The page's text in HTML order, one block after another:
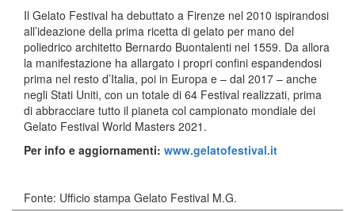
Il Gelato Festival ha debuttato a Firenze nel 2010 ispirandosi
all’ideazione della prima ricetta di gelato per mano del
poliedrico architetto Bernardo Buontalenti nel 1559. Da allora
la manifestazione ha allargato i propri confini espandendosi
prima nel resto d’Italia, poi in Europa e – dal 2017 – anche
negli Stati Uniti, con un totale di 64 Festival realizzati, prima
di abbracciare tutto il pianeta col campionato mondiale dei
Gelato Festival World Masters 2021.
Per info e aggiornamenti: www.gelatofestival.it
Fonte: Ufficio stampa Gelato Festival M.G.